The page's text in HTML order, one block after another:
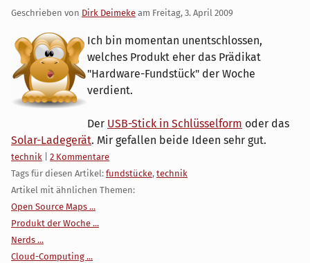
Geschrieben von Dirk Deimeke am Freitag, 3. April 2009
Ich bin momentan unentschlossen,
welches Produkt eher das Prädikat
"Hardware-Fundstück" der Woche
verdient.
Der USB-Stick in Schlüsselform oder das
Solar-Ladegerät. Mir gefallen beide Ideen sehr gut.
Kategorien:
technik
2 Kommentare
Tags für diesen Artikel: fundstücke, technik
Artikel mit ähnlichen Themen:
Open Source Maps ...
Produkt der Woche ...
Nerds ...
Cloud-Computing ...